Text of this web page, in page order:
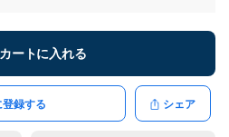
カートに入れる
登録する シェア